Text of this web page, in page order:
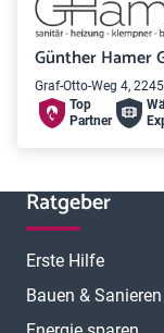
Günther Hamer
Graf-Otto-Weg 4,
Top
Partner
Ratgeber
Erste Hilfe
Bauen & Sanieren